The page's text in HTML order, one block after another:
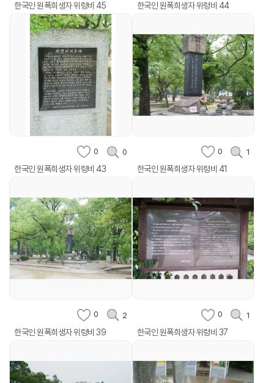
한국인 원폭희생자 위령비 45 한국인 원폭희생자 위령비 44
0 0
한국인 원폭희생자 위령비 43
0 1
한국인 원폭희생자 위령비 41
0 2
한국인 원폭희생자 위령비 39
0 1
한국인 원폭희생자 위령비 37